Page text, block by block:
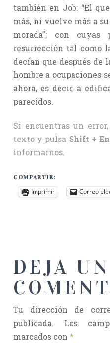
también en Job: “El
más, ni vuelve más a
morada”; con
resurrección tal como
decían que después de
hombre a ocupaciones
ahora, es decir, a
parecidos.
Si encuentras un
texto y pulsa Shift +
informarnos.
COMPARTIR:
Imprimir Correo
DEJA UN
Tu dirección de
publicada.
Los
marcados con *